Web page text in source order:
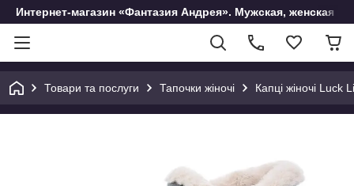
Интернет-магазин «Фантазия Андрея». Мужская, женская и
Товари та послуги Тапочки жіночі Капці жіночі Luck